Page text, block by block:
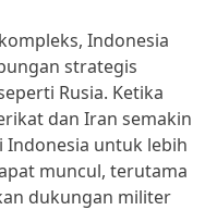
Indonesia
strategis
Rusia. Ketika
dan Iran semakin
untuk lebih
muncul, terutama
dukungan militer